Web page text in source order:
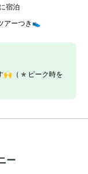
宿泊
アーつき👟
🙌（*ピーク時を
ー